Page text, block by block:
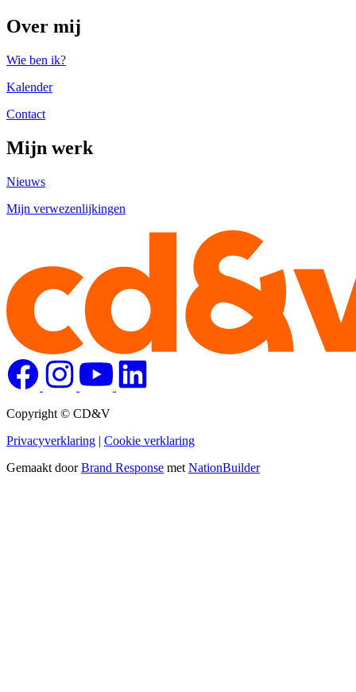
Over mij
Wie ben ik?
Kalender
Contact
Mijn werk
Nieuws
Mijn verwezenlijkingen
Copyright © CD&V
Privacyverklaring | Cookie verklaring
Gemaakt doorBrand Response met NationBuilder